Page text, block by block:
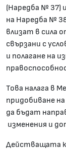
(Наредба № 37)
на Наредба №
влизат в сила
свързани с
и полагане на
Това налага в
придобиване
да бъдат
изменения и
Действащата